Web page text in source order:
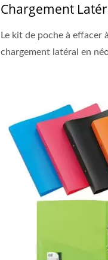
Chargement
Le kit de poche à effacer
chargement latéral en